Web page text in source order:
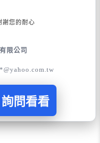
謝您的耐心
限公司
問看看